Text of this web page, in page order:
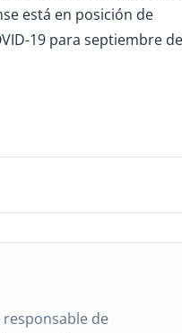
está en posición de
19 para septiembre
de